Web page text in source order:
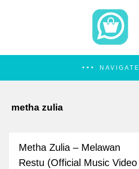
NAVIGATE
metha zulia
Metha Zulia – Melawan
Restu (Official Music Video